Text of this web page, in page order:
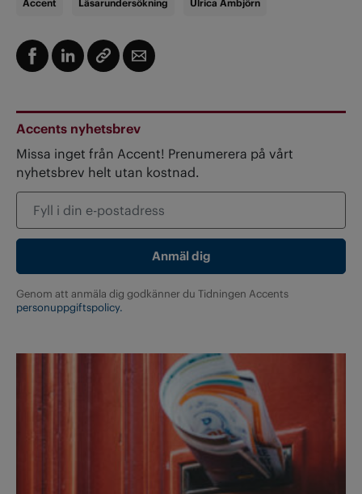
Accent Läsarundersökning Ulrica Ambjörn
Accents nyhetsbrev
Missa inget från Accent! Prenumerera på vårt
nyhetsbrev helt utan kostnad.
Genom att anmäla dig godkänner du Tidningen Accents
personuppgiftspolicy.